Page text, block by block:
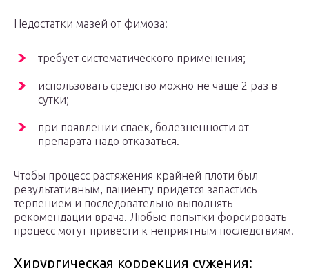
Недостатки мазей от фимоза:
требует систематического применения;
использовать средство можно не чаще 2 раз в
сутки;
при появлении спаек, болезненности от
препарата надо отказаться.
Чтобы процесс растяжения крайней плоти был
результативным, пациенту придется запастись
терпением и последовательно выполнять
рекомендации врача. Любые попытки форсировать
процесс могут привести к неприятным последствиям.
Хирургическая коррекция сужения: